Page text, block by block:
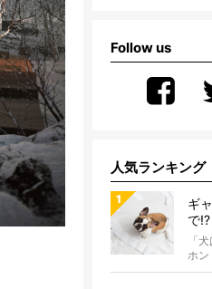
Follow us
人気ランキング
ギ
で
く
「
ホン
こん